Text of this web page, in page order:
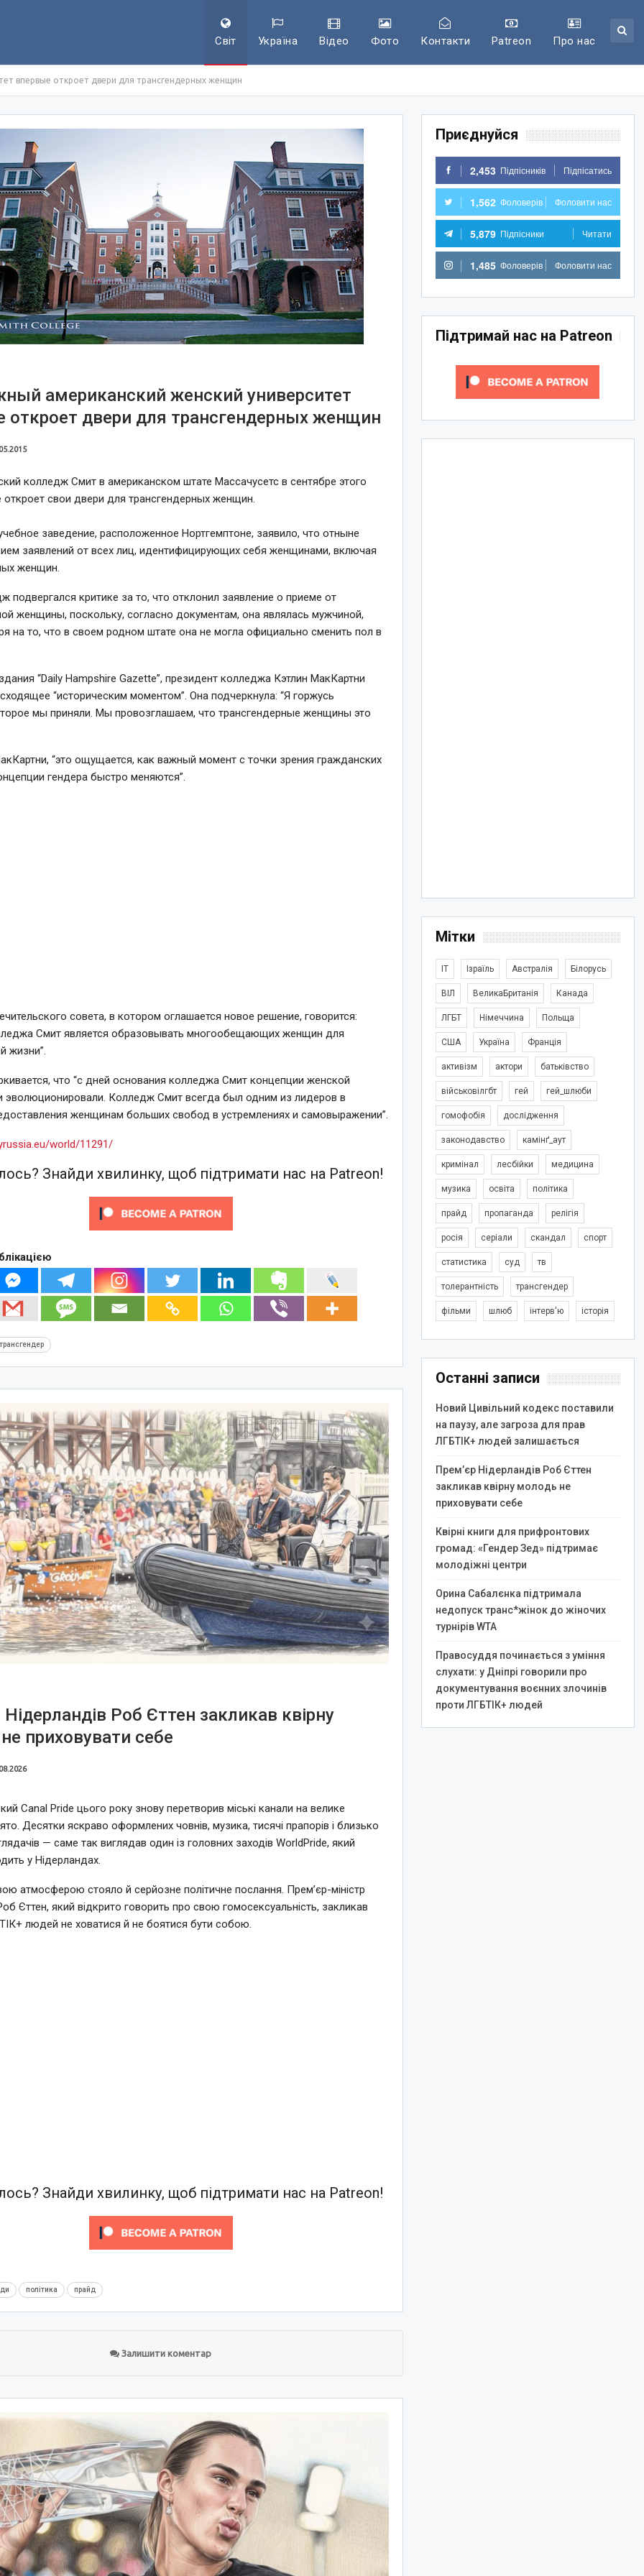
Світ Україна Відео Фото Контакти Patreon Про нас
впервые откроет двери для трансгендерных женщин
американский женский университет
откроет двери для трансгендерных женщин
колледж Смит в американском штате Массачусетс в сентябре этого
откроет свои двери для трансгендерных женщин.
заведение, расположенное Нортгемптоне, заявило, что отныне
заявлений от всех лиц, идентифицирующих себя женщинами, включая
женщин.
подвергался критике за то, что отклонил заявление о приеме от
женщины, поскольку, согласно документам, она являлась мужчиной,
на то, что в своем родном штате она не могла официально сменить пол в
“Daily Hampshire Gazette”, президент колледжа Кэтлин МакКартни
“историческим моментом”. Она подчеркнула: “Я горжусь
мы приняли. Мы провозглашаем, что трансгендерные женщины это
“это ощущается, как важный момент с точки зрения гражданских
гендера быстро меняются”.
совета, в котором оглашается новое решение, говорится:
Смит является образовывать многообещающих женщин для
жизни”.
что “с дней основания колледжа Смит концепции женской
эволюционировали. Колледж Смит всегда был одним из лидеров в
женщинам больших свобод в устремлениях и самовыражении”.
world/11291/
Знайди хвилинку, щоб підтримати нас на Patreon!
трансгендер
Роб Єттен закликав квірну
приховувати себе
Canal Pride цього року знову перетворив міські канали на велике
Десятки яскраво оформлених човнів, музика, тисячі прапорів і близько
— саме так виглядав один із головних заходів WorldPride, який
у Нідерландах.
атмосферою стояло й серйозне політичне послання. Прем’єр-міністр
Єттен, який відкрито говорить про свою гомосексуальність, закликав
людей не ховатися й не боятися бути собою.
Знайди хвилинку, щоб підтримати нас на Patreon!
політика прайд
Залишити коментар
Приєднуйся
2,453 Підпісників Підпісатись
1,562 Фоловерів Фоловити нас
5,879 Підпісники Читати
1,485 Фоловерів Фоловити нас
Підтримай нас на Patreon
Мітки
IT Ізраїль Австралія Білорусь
ВІЛ ВеликаБританія Канада
ЛГБТ Німеччина Польща
США Україна Франція
активізм актори батьківство
військовілгбт гей гей_шлюби
гомофобія дослідження
законодавство камінґ_аут
кримінал лесбійки медицина
музика освіта політика
прайд пропаганда релігія
росія серіали скандал спорт
статистика суд тв
толерантність трансгендер
фільми шлюб інтерв'ю історія
Останні записи
Новий Цивільний кодекс поставили
на паузу, але загроза для прав
ЛГБТІК+ людей залишається
Прем’єр Нідерландів Роб Єттен
закликав квірну молодь не
приховувати себе
Квірні книги для прифронтових
громад: «Гендер Зед» підтримає
молодіжні центри
Орина Сабалєнка підтримала
недопуск транс*жінок до жіночих
турнірів WTA
Правосуддя починається з уміння
слухати: у Дніпрі говорили про
документування воєнних злочинів
проти ЛГБТІК+ людей